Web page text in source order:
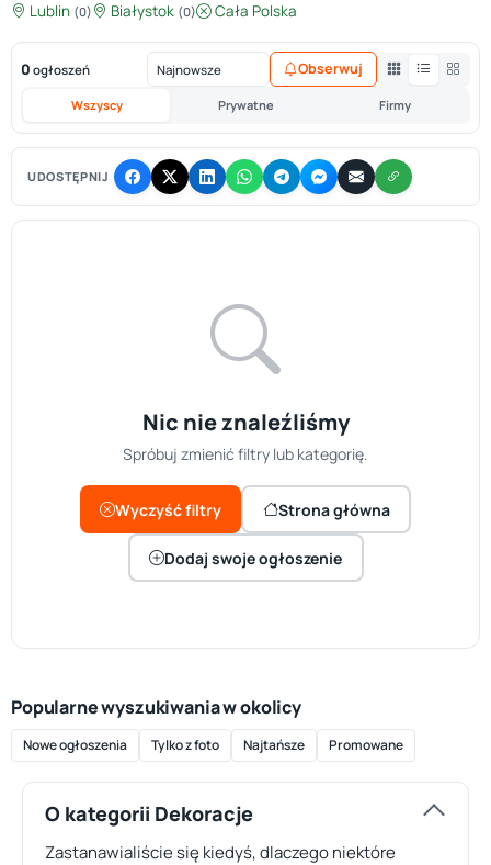
Lublin (0) Białystok (0) Cała Polska
0 ogłoszeń
Wszyscy Prywatne Firmy
Obserwuj
UDOSTĘPNIJ
Nic nie znaleźliśmy
Spróbuj zmienić filtry lub kategorię.
Wyczyść filtry Strona główna
Dodaj swoje ogłoszenie
Popularne wyszukiwania w okolicy
Nowe ogłoszenia Tylko z foto Najtańsze Promowane
O kategorii Dekoracje
Zastanawialiście się kiedyś, dlaczego niektóre